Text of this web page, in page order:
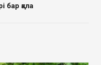
бар қала